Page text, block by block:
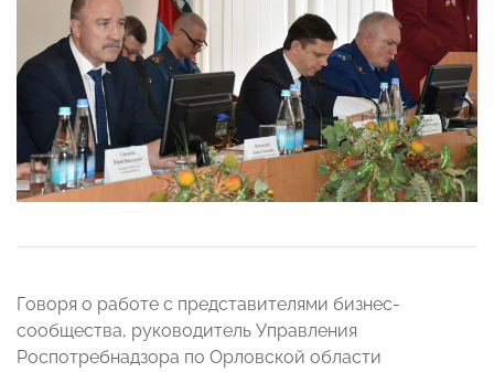
Говоря о работе с представителями бизнес-
сообщества, руководитель Управления
Роспотребнадзора по Орловской области